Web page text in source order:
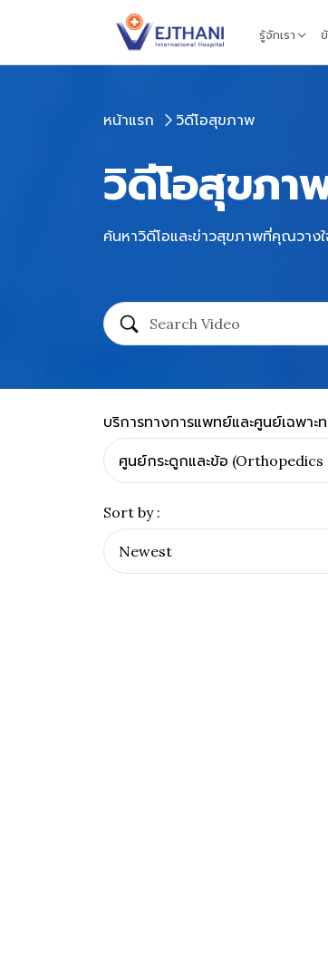
รู้จักเรา
หน้าแรก วิดีโอสุขภาพ
วิดีโอสุขภา
ค้นหาวิดีโอและข่าวสุขภาพที่คุณวาง
บริการทางการแพทย์และศูนย์เฉพาะ
Sort by :